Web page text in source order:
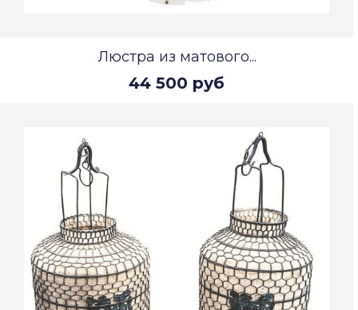
Люстра из матового...
44 500 руб